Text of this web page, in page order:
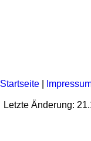
Startseite
Letzte Änderung: